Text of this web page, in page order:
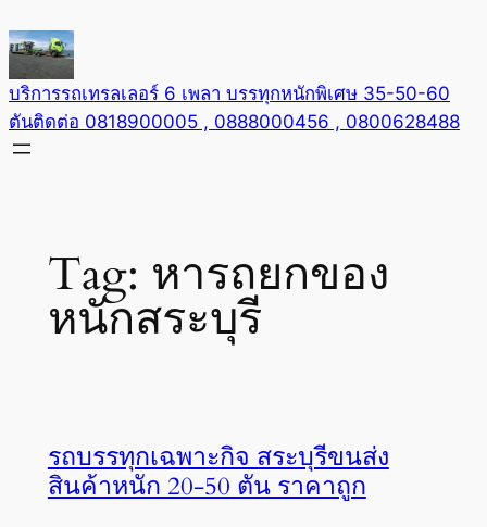
to
content
บริการรถเทรลเลอร์ 6 เพลา บรรทุกหนักพิเศษ 35-50-60
ตันติดต่อ 0818900005 , 0888000456 , 0800628488
Tag: หารถยกของ
หนักสระบุรี
รถบรรทุกเฉพาะกิจ สระบุรีขนส่ง
สินค้าหนัก 20-50 ตัน ราคาถูก